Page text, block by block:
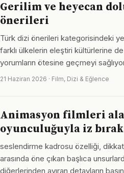
Gerilim ve heyecan
önerileri
Türk dizi önerileri kategorisindeki
farklı ülkelerin eleştiri kültürlerine
yorumların ötesine geçmeyi
21 Haziran 2026 · Film, Dizi & Eğlence
Animasyon filmleri
oyunculuğuyla iz
seslendirme kadrosu özelliği,
arasında öne çıkan başlıca
diğerlerinden ayıran detayların